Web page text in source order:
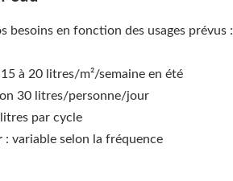
besoins en fonction des usages prévus :
15 à 20 litres/m²/semaine en été
30 litres/personne/jour
par cycle
: variable selon la fréquence